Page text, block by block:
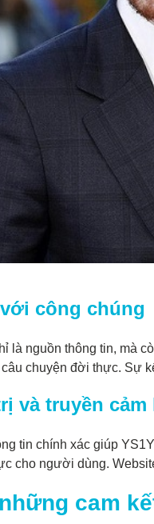
công chúng
là nguồn thông tin, mà
chuyện đời thực. Sự
và truyền cảm
tin chính xác giúp
cho người dùng.
cam